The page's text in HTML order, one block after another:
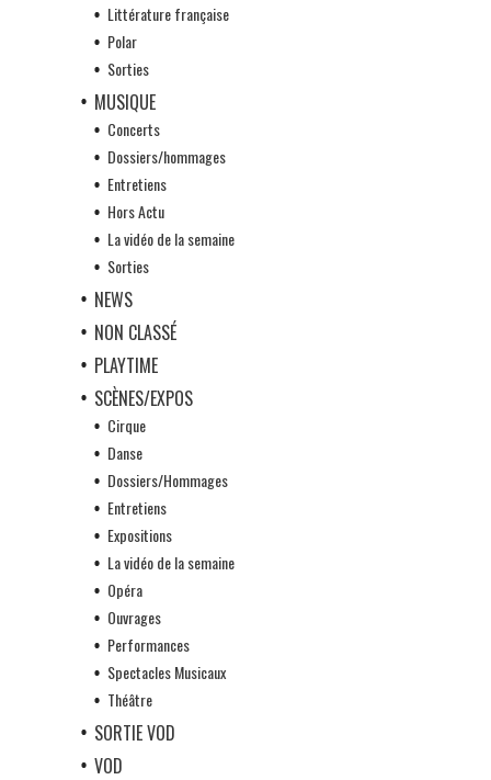
Littérature française
Polar
Sorties
MUSIQUE
Concerts
Dossiers/hommages
Entretiens
Hors Actu
La vidéo de la semaine
Sorties
NEWS
NON CLASSÉ
PLAYTIME
SCÈNES/EXPOS
Cirque
Danse
Dossiers/Hommages
Entretiens
Expositions
La vidéo de la semaine
Opéra
Ouvrages
Performances
Spectacles Musicaux
Théâtre
SORTIE VOD
VOD